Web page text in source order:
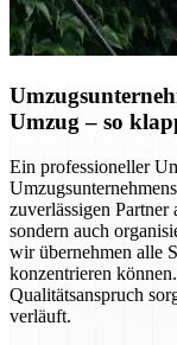
Umzug – so
Ein professioneller
zuverlässigen
sondern auch
wir übernehmen alle
konzentrieren
Qualitätsanspruch
verläuft.